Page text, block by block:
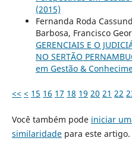
(2015)
Fernanda Roda
Barbosa, Francisco
GERENCIAIS E O
NO SERTÃO
em Gestão &
<< < 15 16 17 18 19 20 21 22
Você também pode iniciar
similaridadepara este artigo.